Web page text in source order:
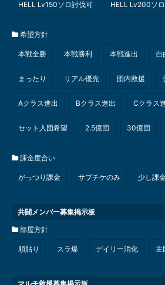
HELL Lv150ソロ討伐可 HELL Lv200ソ
希望方針
本戦全勝 本戦勝利 本戦進出 自
まったり リアル優先 団内救援
Aクラス進出 Bクラス進出 Cクラス
セット入団希望 2.5億団 30億団
課金度合い
がっつり課金 サプチケのみ 少し課
共闘メンバー募集掲示板
部屋方針
順貼り スラ爆 デイリー消化 主